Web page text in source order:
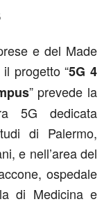
e del Made
progetto “5G 4
” prevede la
5G dedicata
di Palermo,
e nell’area del
ospedale
di Medicina e